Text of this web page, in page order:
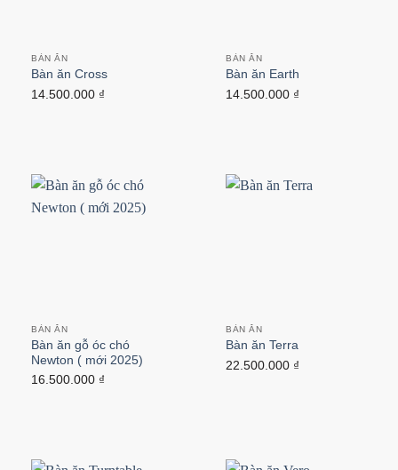
BÀN ĂN
Bàn ăn Cross
14.500.000 ₫
BÀN ĂN
Bàn ăn Earth
14.500.000 ₫
BÀN ĂN
Bàn ăn gỗ óc chó
Newton ( mới 2025)
16.500.000 ₫
BÀN ĂN
Bàn ăn Terra
22.500.000 ₫